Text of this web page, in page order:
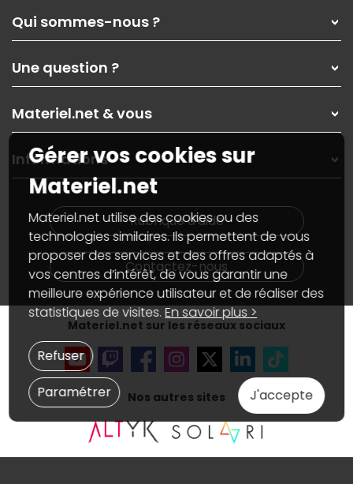
Qui sommes-nous ?
Nos services
Les magasins Materiel.net
Nos solutions pour les pros
Contactez-nous
Une question ?
Paiement, livraison
Garanties,Pack Zen
SAV, demander un retour
Informations
Guides d'achats et tutoriels
Materiel.net & vous
On répare votre PC portable
On rachète votre carte graphique
PC sur mesure : Votre RDV personnalisé
Notre démarche écologique
Materiel.net recrute
Notre programme d'affiliation
Partenariat & Sponsoring
Informations
Plan du site
Nos marques
Conditions générales de vente
Marketplace
Informations légales
Données personnellesetcookies
Gérer vos cookies
Accessibilité : non conforme
Rubrique d'aide
Contactez-nous
Materiel.net sur les réseaux sociaux
Nos autres sites
Gérer vos cookies sur
Materiel.net
Materiel.net utilise des cookies ou des
technologies similaires. Ils permettent de vous
proposer des services et des offres adaptés à
vos centres d’intérêt, de vous garantir une
meilleure expérience utilisateur et de réaliser des
statistiques de visites.En savoir plus >
J'accepte
Paramétrer
Refuser